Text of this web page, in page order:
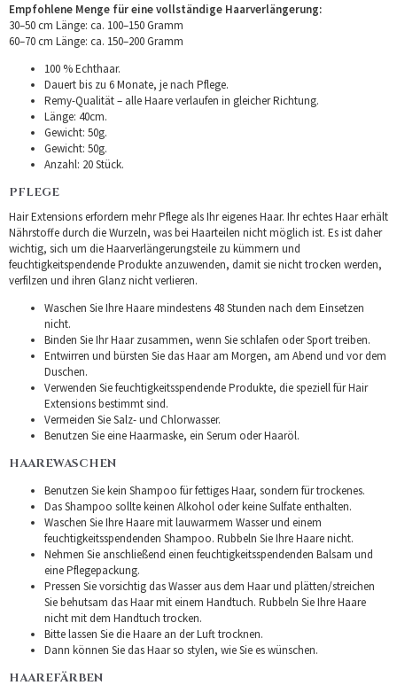
Empfohlene Menge für eine vollständige Haarverlängerung:
30–50 cm Länge: ca. 100–150 Gramm
60–70 cm Länge: ca. 150–200 Gramm
100 % Echthaar.
Dauert bis zu 6 Monate, je nach Pflege.
Remy-Qualität – alle Haare verlaufen in gleicher Richtung.
Länge: 40cm.
Gewicht: 50g.
Gewicht: 50g.
Anzahl: 20 Stück.
PFLEGE
Hair Extensions erfordern mehr Pflege als Ihr eigenes Haar. Ihr echtes Haar erhält
Nährstoffe durch die Wurzeln, was bei Haarteilen nicht möglich ist. Es ist daher
wichtig, sich um die Haarverlängerungsteile zu kümmern und
feuchtigkeitspendende Produkte anzuwenden, damit sie nicht trocken werden,
verfilzen und ihren Glanz nicht verlieren.
Waschen Sie Ihre Haare mindestens 48 Stunden nach dem Einsetzen
nicht.
Binden Sie Ihr Haar zusammen, wenn Sie schlafen oder Sport treiben.
Entwirren und bürsten Sie das Haar am Morgen, am Abend und vor dem
Duschen.
Verwenden Sie feuchtigkeitsspendende Produkte, die speziell für Hair
Extensions bestimmt sind.
Vermeiden Sie Salz- und Chlorwasser.
Benutzen Sie eine Haarmaske, ein Serum oder Haaröl.
HAAREWASCHEN
Benutzen Sie kein Shampoo für fettiges Haar, sondern für trockenes.
Das Shampoo sollte keinen Alkohol oder keine Sulfate enthalten.
Waschen Sie Ihre Haare mit lauwarmem Wasser und einem
feuchtigkeitsspendenden Shampoo. Rubbeln Sie Ihre Haare nicht.
Nehmen Sie anschließend einen feuchtigkeitsspendenden Balsam und
eine Pflegepackung.
Pressen Sie vorsichtig das Wasser aus dem Haar und plätten/streichen
Sie behutsam das Haar mit einem Handtuch. Rubbeln Sie Ihre Haare
nicht mit dem Handtuch trocken.
Bitte lassen Sie die Haare an der Luft trocknen.
Dann können Sie das Haar so stylen, wie Sie es wünschen.
HAAREFÄRBEN